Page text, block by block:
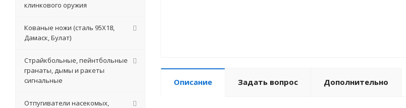
Описание Задать вопрос Дополнительно
клинкового оружия
Кованые ножи (сталь 95Х18,
Дамаск, Булат)
Страйкбольные, пейнтбольные
гранаты, дымы и ракеты
сигнальные
Отпугиватели насекомых,